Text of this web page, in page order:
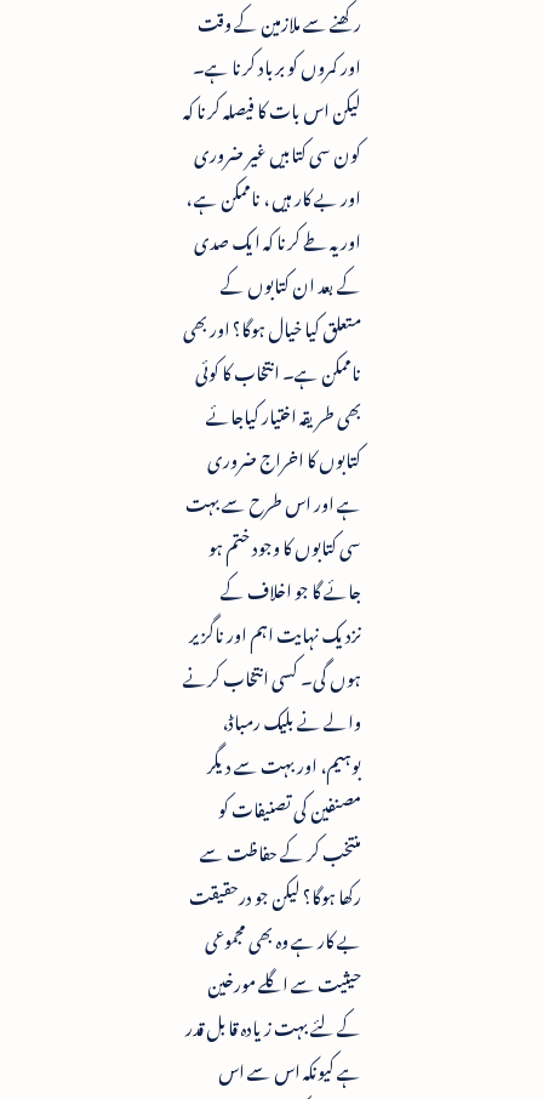
رکھنے سے ملازمین کے وقت
اور کمروں کو برباد کرنا ہے۔
لیکن اس بات کا فیصلہ کرنا کہ
کون سی کتابیں غیر ضروری
اور بے کار ہیں ، ناممکن ہے ،
اور یہ طے کرنا کہ ایک صدی
کے بعد ان کتابوں کے
متعلق کیا خیال ہوگا؟ اور بھی
ناممکن ہے۔ انتخاب کا کوئی
بھی طریقہ اختیار کیاجائے
کتابوں کا اخراج ضروری
ہے اور اس طرح سے بہت
سی کتابوں کا وجود ختم ہو
جائے گا جو اخلاف کے
نزدیک نہایت اہم اور ناگزیر
ہوں گی۔ کسی انتخاب کرنے
والے نے بلیک رمباڈ،
بوہیم، اور بہت سے دیگر
مصنفین کی تصنیفات کو
منتخب کر کے حفاظت سے
رکھا ہوگا؟ لیکن جو درحقیقت
بے کار ہے وہ بھی مجموعی
حیثیت سے اگلے مورخین
کے لئے بہت زیادہ قابل قدر
ہے کیونکہ اس سے اس